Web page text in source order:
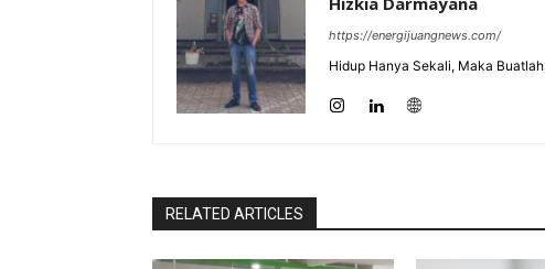
https://energijuangnews.com/
Hidup Hanya Sekali, Maka
RELATED ARTICLES